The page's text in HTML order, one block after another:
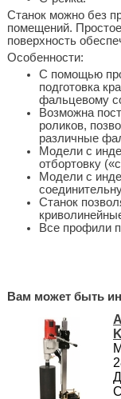
Станок можно без
помещений.
поверхность
Особенности:
С помощью
подготовка
фальцевому
Возможна
роликов,
различные
Модели с
отбортовку
Модели с
Станок
Все профили
Вам может быть